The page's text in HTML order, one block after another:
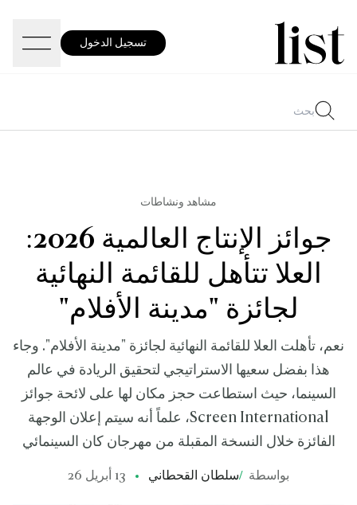
تسجيل الدخول
مشاهد ونشاطات
جوائز الإنتاج العالمية 2026:
العلا تتأهل للقائمة النهائية
لجائزة "مدينة الأفلام"
نعم، تأهلت العلا للقائمة النهائية لجائزة "مدينة الأفلام". وجاء
هذا بفضل سعيها الاستراتيجي لتحقيق الريادة في عالم
السينما، حيث استطاعت حجز مكان لها على لائحة جوائز
Screen International، علماً أنه سيتم إعلان الوجهة
الفائزة خلال النسخة المقبلة من مهرجان كان السينمائي
بواسطة /سلطان القحطاني 13 أبريل 26